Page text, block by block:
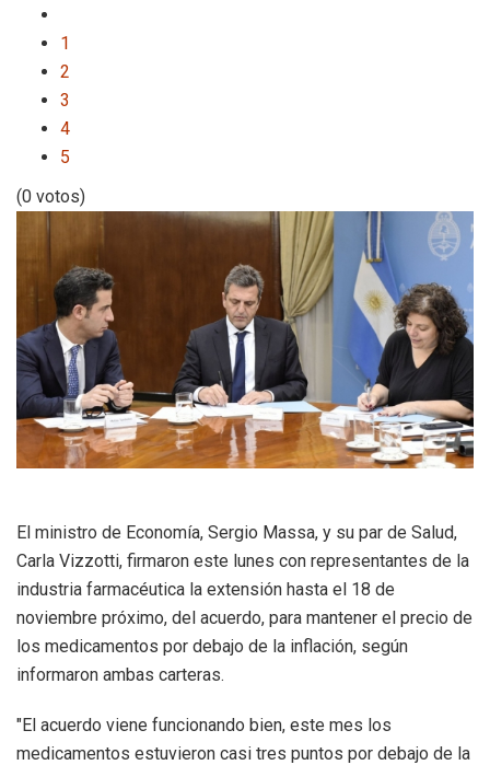
1
2
3
4
5
(0 votos)
El ministro de Economía, Sergio Massa, y su par de Salud,
Carla Vizzotti, firmaron este lunes con representantes de la
industria farmacéutica la extensión hasta el 18 de
noviembre próximo, del acuerdo, para mantener el precio de
los medicamentos por debajo de la inflación, según
informaron ambas carteras.
"El acuerdo viene funcionando bien, este mes los
medicamentos estuvieron casi tres puntos por debajo de la